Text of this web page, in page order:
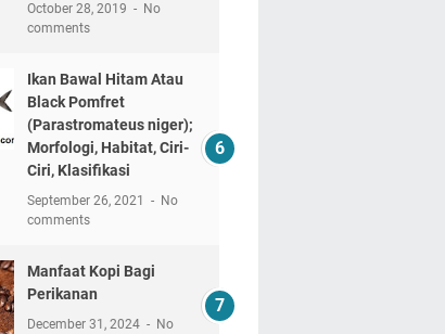
October 28, 2019
No
comments
Ikan Bawal Hitam Atau
Black Pomfret
(Parastromateus niger);
Morfologi, Habitat, Ciri-
Ciri, Klasifikasi
September 26, 2021
No
comments
Manfaat Kopi Bagi
Perikanan
December 31, 2024
No